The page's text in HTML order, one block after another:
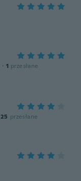
· 1 przesłane
25 przesłane